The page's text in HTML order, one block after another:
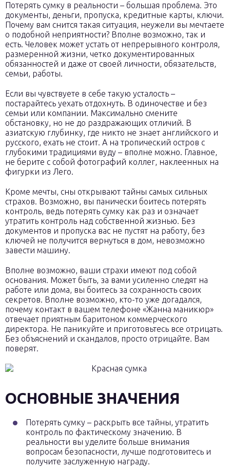
Потерять сумку в реальности – большая проблема. Это
документы, деньги, пропуска, кредитные карты, ключи.
Почему вам снится такая ситуация, неужели вы мечтаете
о подобной неприятности? Вполне возможно, так и
есть. Человек может устать от непрерывного контроля,
размеренной жизни, четко документированных
обязанностей и даже от своей личности, обязательств,
семьи, работы.
Если вы чувствуете в себе такую усталость –
постарайтесь уехать отдохнуть. В одиночестве и без
семьи или компании. Максимально смените
обстановку, но не до раздражающих отличий. В
азиатскую глубинку, где никто не знает английского и
русского, ехать не стоит. А на тропический остров с
глубокими традициями вуду – вполне можно. Главное,
не берите с собой фотографий коллег, наклеенных на
фигурки из Лего.
Кроме мечты, сны открывают тайны самых сильных
страхов. Возможно, вы панически боитесь потерять
контроль, ведь потерять сумку как раз и означает
утратить контроль над собственной жизнью. Без
документов и пропуска вас не пустят на работу, без
ключей не получится вернуться в дом, невозможно
завести машину.
Вполне возможно, ваши страхи имеют под собой
основания. Может быть, за вами усиленно следят на
работе или дома, вы боитесь за сохранность своих
секретов. Вполне возможно, кто-то уже догадался,
почему контакт в вашем телефоне «Жанна маникюр»
отвечает приятным баритоном коммерческого
директора. Не паникуйте и приготовьтесь все отрицать.
Без объяснений и скандалов, просто отрицайте. Вам
поверят.
ОСНОВНЫЕ ЗНАЧЕНИЯ
Потерять сумку – раскрыть все тайны, утратить
контроль по фактическому значению. В
реальности вы уделите больше внимания
вопросам безопасности, лучше подготовитесь и
получите заслуженную награду.